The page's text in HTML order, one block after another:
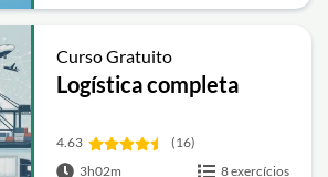
Curso Gratuito
Logística completa
4.63
(16)
3h02m
8 exercícios